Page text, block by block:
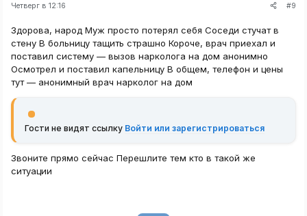
Четверг в 12:16 #9
Здорова, народ Муж просто потерял себя Соседи стучат в
стену В больницу тащить страшно Короче, врач приехал и
поставил систему — вызов нарколога на дом анонимно
Осмотрел и поставил капельницу В общем, телефон и цены
тут — анонимный врач нарколог на дом
Гости не видят ссылку Войти или зарегистрироваться
Звоните прямо сейчас Перешлите тем кто в такой же
ситуации